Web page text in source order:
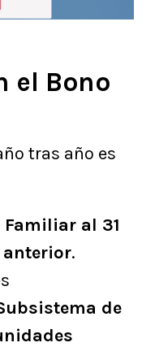
el Bono
tras año es
al 31
anterior.
de